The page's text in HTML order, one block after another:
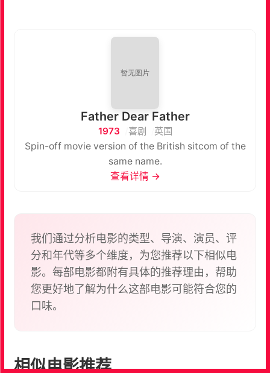
Father Dear Father
1973 喜剧
英国
Spin-off movie version of the British sitcom of the
same name.
查看详情 →
我们通过分析电影的类型、导演、演员、评
分和年代等多个维度，为您推荐以下相似电
影。每部电影都附有具体的推荐理由，帮助
您更好地了解为什么这部电影可能符合您的
口味。
相似电影推荐